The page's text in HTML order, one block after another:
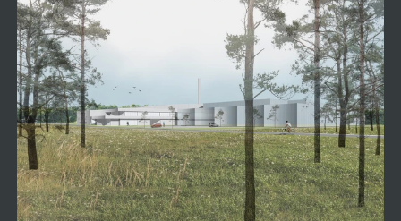
most
promising
alpha-
emitting
radioisotopes
to
fight
cancers